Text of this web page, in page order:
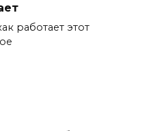
работает этот